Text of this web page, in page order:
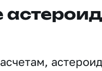
астероид